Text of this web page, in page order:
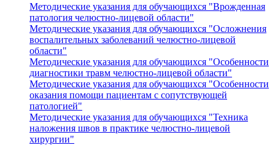
Методические указания для обучающихся "Врожденная
патология челюстно-лицевой области"
Методические указания для обучающихся "Осложнения
воспалительных заболеваний челюстно-лицевой
области"
Методические указания для обучающихся "Особенности
диагностики травм челюстно-лицевой области"
Методические указания для обучающихся "Особенности
оказания помощи пациентам с сопутствующей
патологией"
Методические указания для обучающихся "Техника
наложения швов в практике челюстно-лицевой
хирургии"